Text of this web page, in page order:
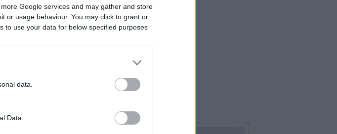
Google services and may gather and store
or usage behaviour. You may click to grant or
to use your data for below specified purposes
data.
Data.
Ezamiénk!
Hasznos
Inspirációk
Minták
Öltéstöltés
Tanulj valami újat!
Fonalmánia
Kedvenceink